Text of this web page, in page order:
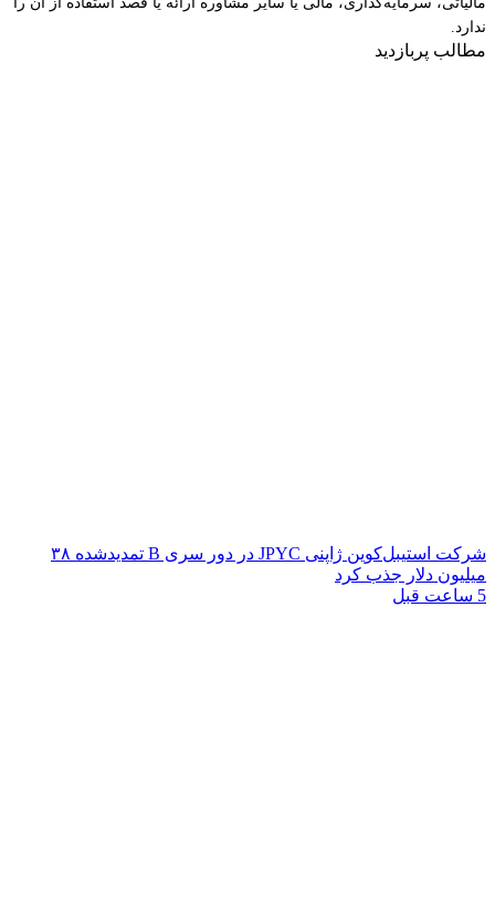
ندارد.
مطالب پربازدید
شرکت استیبل‌کوین ژاپنی JPYC در دور سری B تمدیدشده ۳۸
میلیون دلار جذب کرد
5 ساعت قبل